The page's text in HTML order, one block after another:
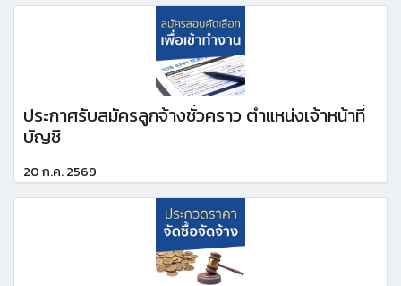
ประกาศรับสมัครลูกจ้างชั่วคราว ตำแหน่งเจ้าหน้าที่
บัญชี
20 ก.ค. 2569